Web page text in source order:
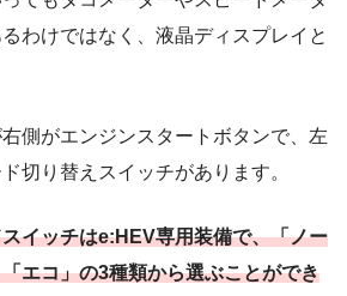
わけではなく、液晶ディスプレイと
側がエンジンスタートボタンで、左
切り替えスイッチがあります。
イッチはe:HEV専用装備で、「ノー
エコ」の3種類から選ぶことができ